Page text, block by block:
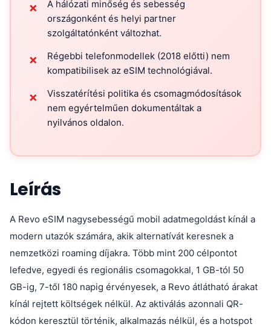
✗
A hálózati minőség és sebesség
országonként és helyi partner
szolgáltatónként változhat.
✗
Régebbi telefonmodellek (2018 előtti) nem
kompatibilisek az eSIM technológiával.
✗
Visszatérítési politika és csomagmódosítások
nem egyértelműen dokumentáltak a
nyilvános oldalon.
Leírás
A Revo eSIM nagysebességű mobil adatmegoldást kínál a
modern utazók számára, akik alternatívát keresnek a
nemzetközi roaming díjakra. Több mint 200 célpontot
lefedve, egyedi és regionális csomagokkal, 1 GB-tól 50
GB-ig, 7-től 180 napig érvényesek, a Revo átlátható árakat
kínál rejtett költségek nélkül. Az aktiválás azonnali QR-
kódon keresztül történik, alkalmazás nélkül, és a hotspot